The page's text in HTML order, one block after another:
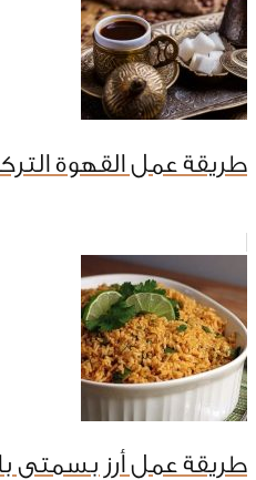
طريقة عمل القهوة
طريقة عمل أرز بسمتى